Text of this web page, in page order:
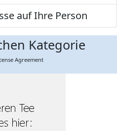
auf Ihre Person
Kategorie
Agreement